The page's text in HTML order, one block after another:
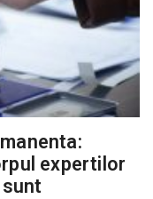
expertilor